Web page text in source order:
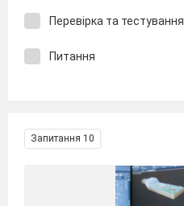
Перевірка та тестування
Питання
Запитання 10